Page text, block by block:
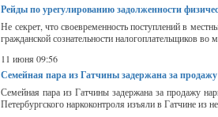
Рейды по урегулированию задолженности
Не секрет, что своевременность поступлений в
гражданской сознательности налогоплательщиков
11 июня 09:56
Семейная пара из Гатчины задержана за
Семейная пара из Гатчины задержана за продажу
Петербургского наркоконтроля изъяли в Гатчине из